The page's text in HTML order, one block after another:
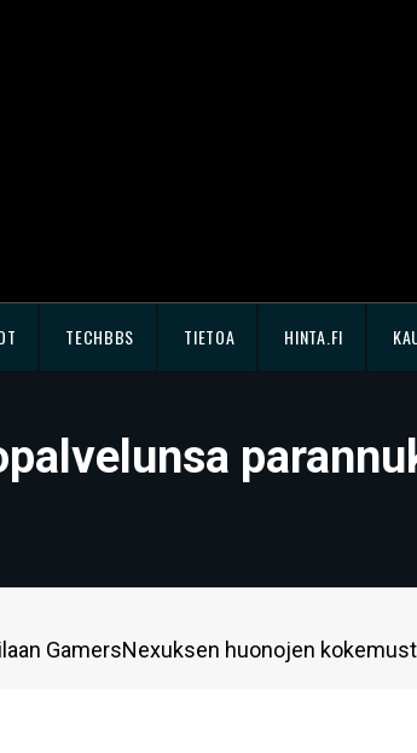
TECHBBS TIETOA HINTA.FI
GamersNexuksen huonojen